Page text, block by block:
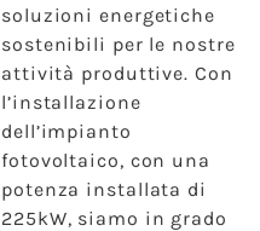
soluzioni energetiche
sostenibili per le nostre
attività produttive. Con
l’installazione
dell’impianto
fotovoltaico, con una
potenza installata di
225kW, siamo in grado